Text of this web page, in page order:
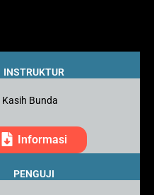
INSTRUKTUR
Bunda
Informasi
PENGUJI